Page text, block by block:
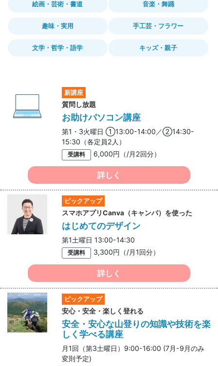
絵画・芸術・書道 音楽・舞踊
趣味・実用 手工芸・フラワー
文学・哲学・語学 キッズ・親子
新講座
質問し放題
お助けパソコン講座
第1・3火曜日 ①13:00-14:00／②14:30-
15:30（各定員2人）
受講料 6,000円（/月2回分）
詳しく
ピックアップ
スマホアプリCanva（キャンバ）を使った
はじめてのデザイン
第1土曜日 13:00-14:30
受講料 3,300円（/月1回分）
詳しく
ピックアップ
安心・安全・楽しく登れる
安全・安心な山登りの知識や技術を楽
しく学べる講座
月1回（第3土曜日）9:00-16:00 (7月-9月のみ
変則予定)